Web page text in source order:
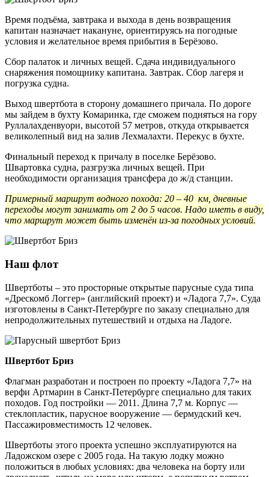
Время подъёма, завтрака и выхода в день возвращения
капитан назначает накануне, ориентируясь на погодные
условия и желательное время прибытия в Берёзово.
Сбор палаток и личных вещей. Сдача индивидуального
снаряжения помощнику капитана. Завтрак. Сбор лагеря и
погрузка судна.
Выход швертбота в сторону домашнего причала. По дороге
мы зайдем в бухту Комаринка, где сможем подняться на гору
Руллалахденвуори, высотой 57 метров, откуда открывается
великолепный вид на залив Лехмалахти. Перекус в бухте.
Финальный переход к причалу в поселке Берёзово.
Швартовка судна, разгрузка личных вещей. При
необходимости организация трансфера до ж/д станции.
Примерный маршрут водного похода: 20 – 40 км, дневные
переходы могут занимать от 2 до 5 часов. Надо иметь в виду,
что маршрут может быть изменён из-за погодных условий.
Наш флот
Швертботы – это просторные открытые парусные суда типа
«Дрескомб Логгер» (английский проект) и «Ладога 7,7». Суда
изготовлены в Санкт-Петербурге по заказу специально для
непродолжительных путешествий и отдыха на Ладоге.
Швертбот Бриз
Флагман разработан и построен по проекту «Ладога 7,7» на
верфи Артмарин в Санкт-Петербурге специально для таких
походов. Год постройки — 2011. Длина 7,7 м. Корпус —
стеклопластик, парусное вооружение — бермудский кеч.
Пассажировместимость 12 человек.
Швертботы этого проекта успешно эксплуатируются на
Ладожском озере с 2005 года. На такую лодку можно
положиться в любых условиях: два человека на борту или